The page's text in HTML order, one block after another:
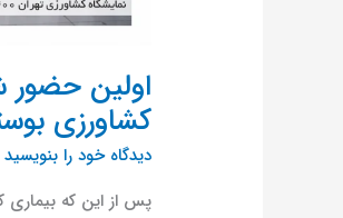
اولین حضور
کشاورزی
دیدگاه‌ خود را بنویسید
پس از این که